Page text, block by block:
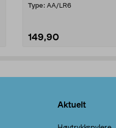
Type: AA/LR6
149,90
Aktuelt